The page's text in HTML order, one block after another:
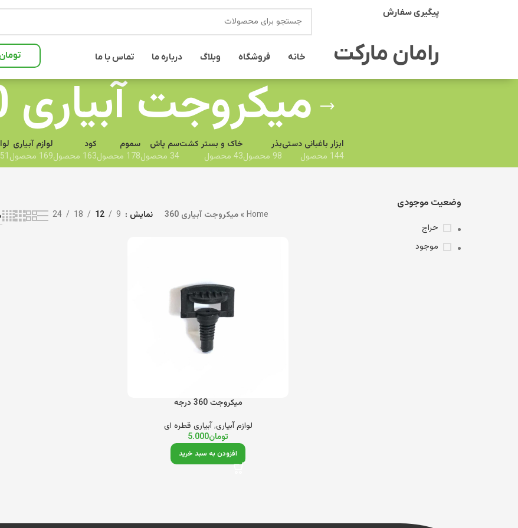
پیگیری سفارش
رامان مارکت خانه فروشگاه وبلاگ درباره ما تماس با ما
میکروجت آبیاری 360
ابزار باغبانی دستی
144 محصول
بذر
98 محصول
خاک و بستر کشت
43 محصول
سم پاش
34 محصول
سموم
178 محصول
کود
163 محصول
لوازم آبیاری
169 محصول
51 محصول
وضعیت موجودی
حراج
موجود
Home
»میکروجت آبیاری 360 نمایش 9
12
18
24
میکروجت 360 درجه
لوازم آبیاری,آبیاری قطره ای
تومان5.000
افزودن به سبد خرید